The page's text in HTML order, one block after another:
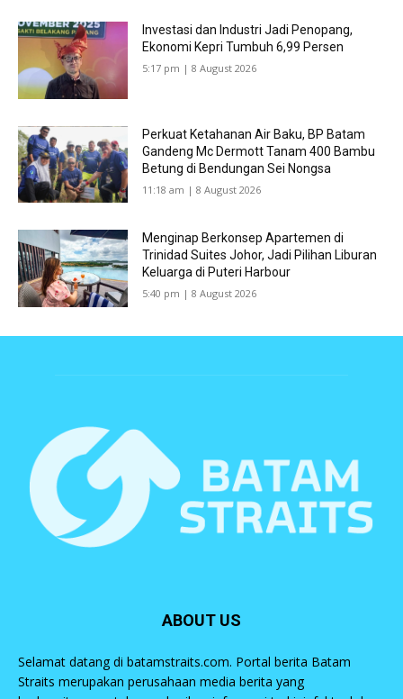
Investasi dan Industri Jadi Penopang,
Ekonomi Kepri Tumbuh 6,99 Persen
5:17 pm | 8 August 2026
Perkuat Ketahanan Air Baku, BP Batam
Gandeng Mc Dermott Tanam 400 Bambu
Betung di Bendungan Sei Nongsa
11:18 am | 8 August 2026
Menginap Berkonsep Apartemen di
Trinidad Suites Johor, Jadi Pilihan Liburan
Keluarga di Puteri Harbour
5:40 pm | 8 August 2026
ABOUT US
Selamat datang di batamstraits.com. Portal berita Batam
Straits merupakan perusahaan media berita yang